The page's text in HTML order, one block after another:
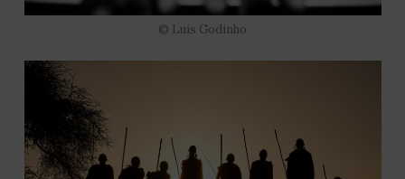
© Luís Godinho